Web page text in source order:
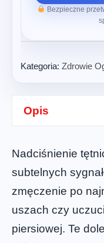
Bezpieczne
Kategoria: Zdrowie
Opis
Nadciśnienie
subtelnych
zmęczenie po
uszach czy
piersiowej. Te